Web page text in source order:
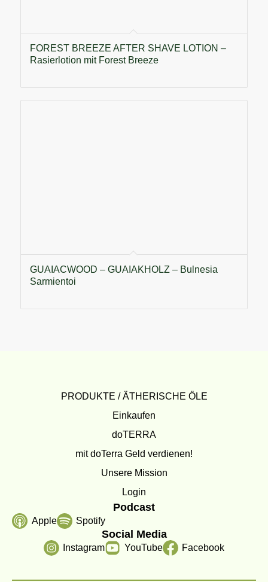
FOREST BREEZE AFTER SHAVE LOTION –
Rasierlotion mit Forest Breeze
GUAIACWOOD – GUAIAKHOLZ – Bulnesia
Sarmientoi
PRODUKTE / ÄTHERISCHE ÖLE
Einkaufen
doTERRA
mit doTerra Geld verdienen!
Unsere Mission
Login
Podcast
Apple Spotify
Social Media
Instagram YouTube Facebook